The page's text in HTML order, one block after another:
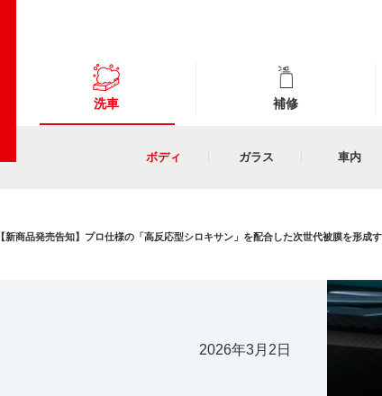
洗車 補修
ボディ ガラス 車内
【新商品発売告知】プロ仕様の「高反応型シロキサン」を配合した次世代被膜を形成
2026年3月2日